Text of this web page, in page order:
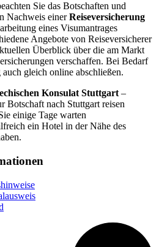
Sie das Botschaften und
Nachweis einerReiseversicherung
eines Visumantrages
Angebote von Reiseversicherer
Überblick über die am Markt
verschaffen. Bei Bedarf
gleich online abschließen.
Konsulat Stuttgart–
Botschaft nach Stuttgart reisen
einige Tage warten
ein Hotel in der Nähe des